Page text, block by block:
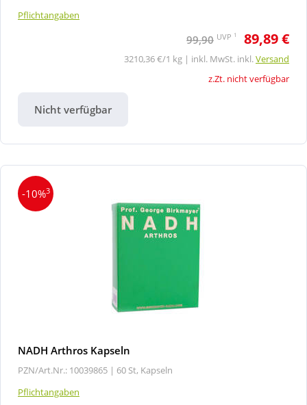
Pflichtangaben
99,90 UVP 1 89,89 €
3210,36 €/1 kg | inkl. MwSt. inkl.Versand
z.Zt. nicht verfügbar
Nicht verfügbar
-10%3
NADH Arthros Kapseln
PZN/Art.Nr.: 10039865 | 60 St, Kapseln
Pflichtangaben